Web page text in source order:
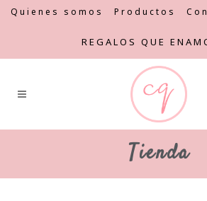
Quienes somos Productos
REGALOS QUE
Tienda